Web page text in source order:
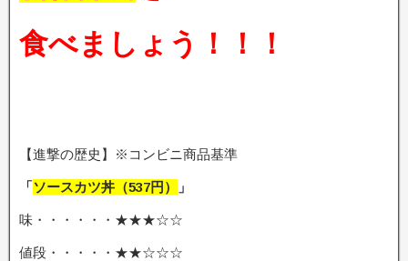
食べましょう！！！
【進撃の歴史】※コンビニ商品基準
「ソースカツ丼（537円） 」
味・・・・・・★★★☆☆
値段・・・・・★★☆☆☆